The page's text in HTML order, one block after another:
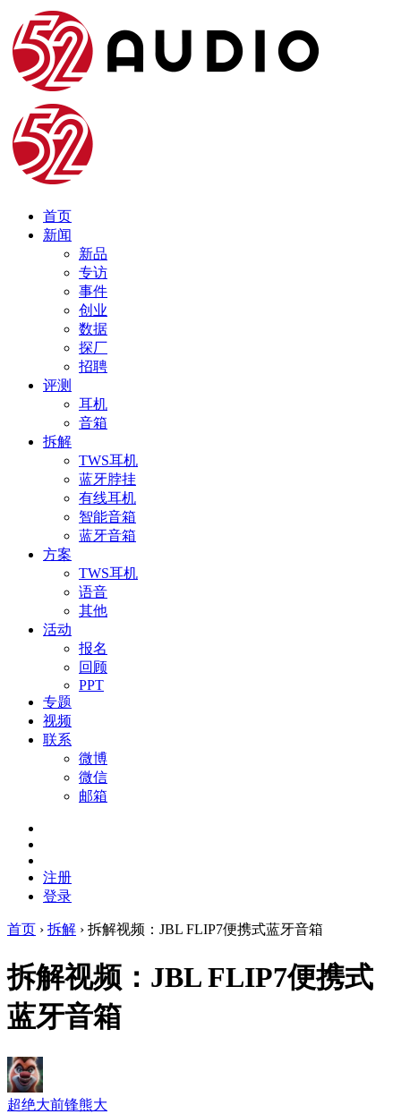
首页
新闻
新品
专访
事件
创业
数据
探厂
招聘
评测
耳机
音箱
拆解
TWS耳机
蓝牙脖挂
有线耳机
智能音箱
蓝牙音箱
方案
TWS耳机
语音
其他
活动
报名
回顾
PPT
专题
视频
联系
微博
微信
邮箱
注册
登录
首页 › 拆解 › 拆解视频：JBL FLIP7便携式蓝牙音箱
拆解视频：JBL FLIP7便携式
蓝牙音箱
超绝大前锋熊大